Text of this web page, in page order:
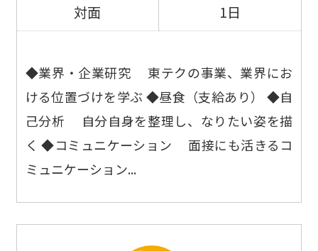
対面 1日
◆業界・企業研究 東テクの事業、業界にお
ける位置づけを学ぶ ◆昼食（支給あり） ◆自
己分析 自分自身を整理し、なりたい姿を描
く ◆コミュニケーション 面接にも活きるコ
ミュニケーション...